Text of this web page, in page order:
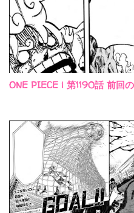
ONE PIECE | 第1190話 前回